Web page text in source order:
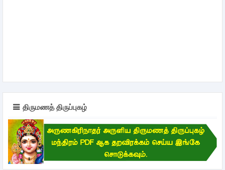
திருமணத் திருப்புகழ்